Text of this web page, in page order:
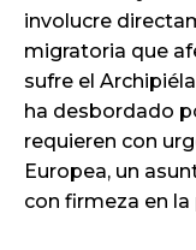
involucre
migratoria que
sufre el
ha desbordado
requieren con
Europea, un
con firmeza en